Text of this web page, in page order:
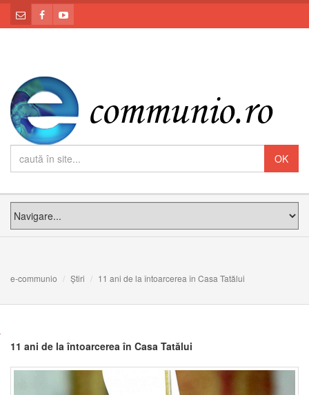
e-communio Știri 11 ani de la întoarcerea în Casa Tatălui
11 ani de la întoarcerea în Casa Tatălui